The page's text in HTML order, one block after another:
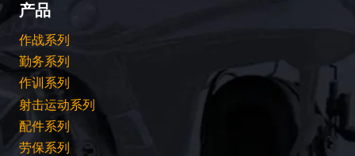
产品
作战系列
勤务系列
作训系列
射击运动系列
配件系列
劳保系列